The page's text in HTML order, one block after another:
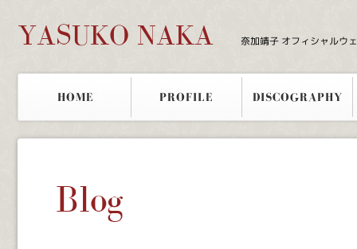
YASUKO NAKA 奈加靖子 オフィシャルウ
HOME PROFILE DISCOGRAPHY
Blog